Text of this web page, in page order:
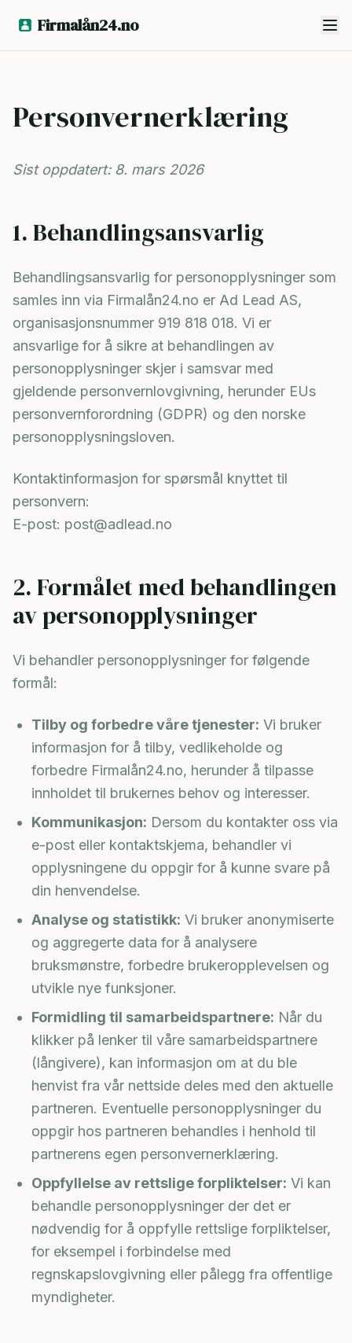
Firmalån24.no
Personvernerklæring
Sist oppdatert: 8. mars 2026
1. Behandlingsansvarlig
Behandlingsansvarlig for personopplysninger som
samles inn via Firmalån24.no er Ad Lead AS,
organisasjonsnummer 919 818 018. Vi er
ansvarlige for å sikre at behandlingen av
personopplysninger skjer i samsvar med
gjeldende personvernlovgivning, herunder EUs
personvernforordning (GDPR) og den norske
personopplysningsloven.
Kontaktinformasjon for spørsmål knyttet til
personvern:
E-post: post@adlead.no
2. Formålet med behandlingen
av personopplysninger
Vi behandler personopplysninger for følgende
formål:
Tilby og forbedre våre tjenester: Vi bruker
informasjon for å tilby, vedlikeholde og
forbedre Firmalån24.no, herunder å tilpasse
innholdet til brukernes behov og interesser.
Kommunikasjon: Dersom du kontakter oss via
e-post eller kontaktskjema, behandler vi
opplysningene du oppgir for å kunne svare på
din henvendelse.
Analyse og statistikk: Vi bruker anonymiserte
og aggregerte data for å analysere
bruksmønstre, forbedre brukeropplevelsen og
utvikle nye funksjoner.
Formidling til samarbeidspartnere: Når du
klikker på lenker til våre samarbeidspartnere
(långivere), kan informasjon om at du ble
henvist fra vår nettside deles med den aktuelle
partneren. Eventuelle personopplysninger du
oppgir hos partneren behandles i henhold til
partnerens egen personvernerklæring.
Oppfyllelse av rettslige forpliktelser: Vi kan
behandle personopplysninger der det er
nødvendig for å oppfylle rettslige forpliktelser,
for eksempel i forbindelse med
regnskapslovgivning eller pålegg fra offentlige
myndigheter.